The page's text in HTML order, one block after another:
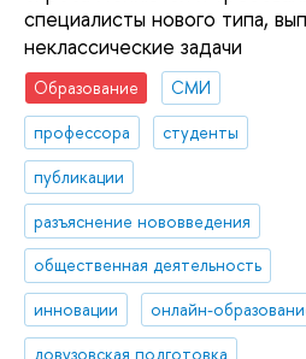
специалисты нового типа,
неклассические задачи
Образование
СМИ
профессора
студенты
публикации
разъяснение нововведения
общественная деятельность
инновации
онлайн-
довузовская подготовка